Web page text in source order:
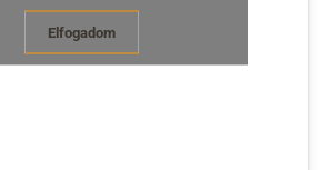
Elfogadom